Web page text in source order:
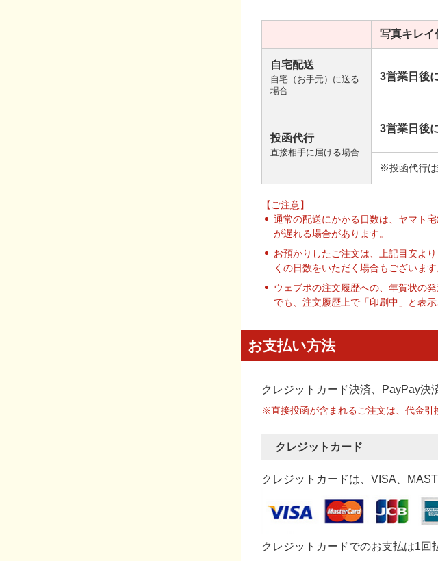
写真キレイ
自宅配送
自宅（お手元）に送る
場合
3営業日後
投函代行
直接相手に届ける場合
3営業日後
※投函代行は
【ご注意】
通常の配送にかかる日数は、ヤマト
が遅れる場合があります。
お預かりしたご注文は、上記目安よ
くの日数をいただく場合もございま
ウェブポの注文履歴への、年賀状の
でも、注文履歴上で「印刷中」と表
お支払い方法
クレジットカード決済、PayPay決
※直接投函が含まれるご注文は、代金引
クレジットカード
クレジットカードは、VISA、
クレジットカードでのお支払は1回